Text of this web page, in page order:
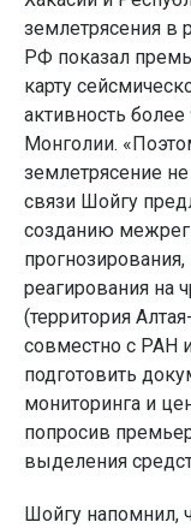
землетрясения в
РФ показал
карту
активность
Монголии.
землетрясение
связи Шойгу
созданию
реагирования на
(территория
совместно с РАН
подготовить
мониторинга и
попросив
выделения
Шойгу напомнил,